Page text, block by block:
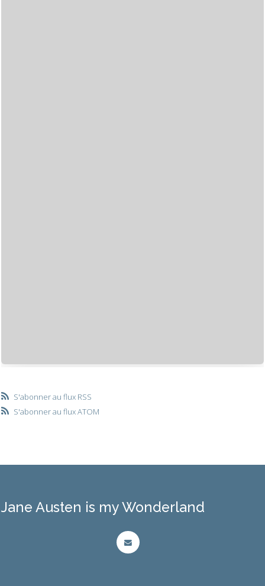
S'abonner au flux RSS
S'abonner au flux ATOM
Jane Austen is my Wonderland